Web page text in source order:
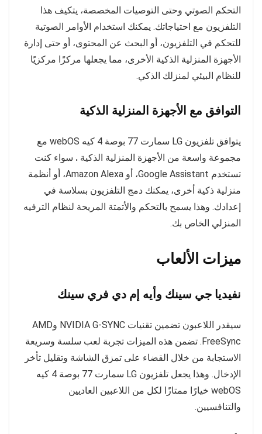
التحكم الصوتي وحتى التوصيات المخصصة، يتكيف هذا
التلفزيون مع احتياجاتك. يمكنك استخدام الأوامر الصوتية
للتحكم في التلفزيون، أو البحث عن المحتوى، أو حتى إدارة
الأجهزة المنزلية الذكية الأخرى، مما يجعلها مركزًا مركزيًا
للنظام البيئي لمنزلك الذكي.
التوافق مع الأجهزة المنزلية الذكية
يتوافق تلفزيون LG سمارت 77 بوصة 4 كيه webOS مع
مجموعة واسعة من الأجهزة المنزلية الذكية . سواء كنت
تستخدم Google Assistant، أو Amazon Alexa، أو أنظمة
منزلية ذكية أخرى، يمكنك دمج التلفزيون بسلاسة في
إعدادك. وهذا يسمح بالتحكم والأتمتة المريحة لنظام الترفيه
المنزلي الخاص بك.
ميزات الألعاب
نفيديا جي سينك وأيه إم دي فري سينك
سيقدر اللاعبون تضمين تقنيات NVIDIA G-SYNC وAMD
FreeSync. تضمن هذه الميزات تجربة لعب سلسة وسريعة
الاستجابة من خلال القضاء على تمزق الشاشة وتقليل تأخر
الإدخال. وهذا يجعل تلفزيون LG سمارت 77 بوصة 4 كيه
webOS خيارًا ممتازًا لكل من اللاعبين العاديين
والتنافسيين.